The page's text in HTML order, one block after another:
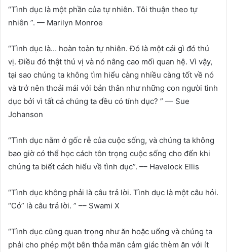
“Tình dục là một phần của tự nhiên. Tôi thuận theo tự
nhiên ”. — Marilyn Monroe
“Tình dục là… hoàn toàn tự nhiên. Đó là một cái gì đó thú
vị. Điều đó thật thú vị và nó nâng cao mối quan hệ. Vì vậy,
tại sao chúng ta không tìm hiểu càng nhiều càng tốt về nó
và trở nên thoải mái với bản thân như những con người tình
dục bởi vì tất cả chúng ta đều có tính dục? ” –– Sue
Johanson
“Tình dục nằm ở gốc rễ của cuộc sống, và chúng ta không
bao giờ có thể học cách tôn trọng cuộc sống cho đến khi
chúng ta biết cách hiểu về tình dục”. –– Havelock Ellis
“Tình dục không phải là câu trả lời. Tình dục là một câu hỏi.
“Có” là câu trả lời. ” –– Swami X
“Tình dục cũng quan trọng như ăn hoặc uống và chúng ta
phải cho phép một bên thỏa mãn cảm giác thèm ăn với ít